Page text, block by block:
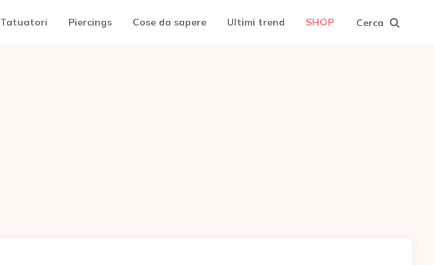
Tatuatori Piercings Cose da sapere Ultimi trend SHOP Cerca